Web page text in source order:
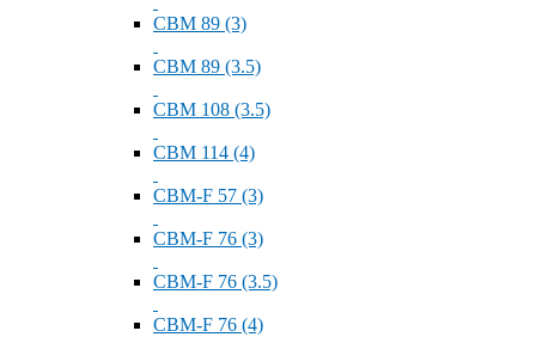
СВМ 89 (3)
СВМ 89 (3.5)
СВМ 108 (3.5)
СВМ 114 (4)
СВМ-F 57 (3)
СВМ-F 76 (3)
СВМ-F 76 (3.5)
СВМ-F 76 (4)